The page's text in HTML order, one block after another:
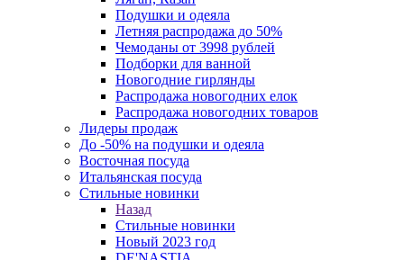
Подушки и одеяла
Летняя распродажа до 50%
Чемоданы от 3998 рублей
Подборки для ванной
Новогодние гирлянды
Распродажа новогодних елок
Распродажа новогодних товаров
Лидеры продаж
До -50% на подушки и одеяла
Восточная посуда
Итальянская посуда
Стильные новинки
Назад
Стильные новинки
Новый 2023 год